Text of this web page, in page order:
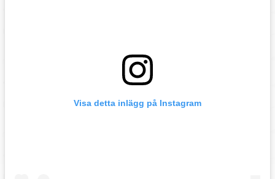
Visa detta inlägg på Instagram